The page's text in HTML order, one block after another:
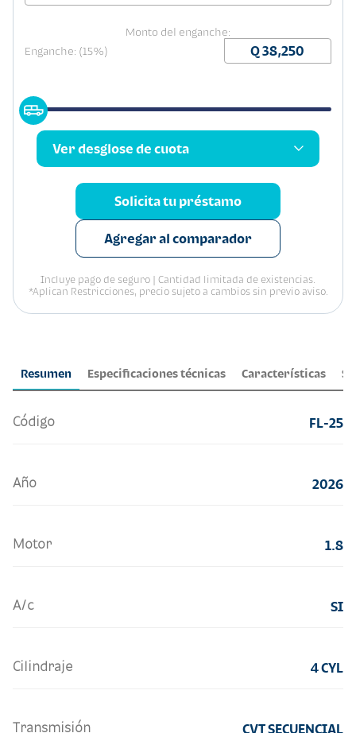
Resumen Especificaciones técnicas Características
Código FL-25
Año 2026
Motor 1.8
A/c SI
Cilindraje 4 CYL
Transmisión CVT SECUENCIAL
Monto del enganche:
Enganche: (15%)
Ver desglose de cuota
Solicita tu préstamo
Agregar al comparador
Incluye pago de seguro | Cantidad limitada de existencias.
*Aplican Restricciones, precio sujeto a cambios sin previo aviso.